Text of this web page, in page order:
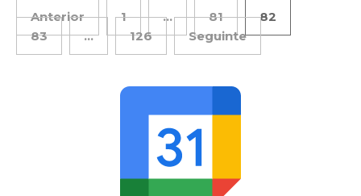
Anterior 1 … 81
82
83
… 126 Seguinte